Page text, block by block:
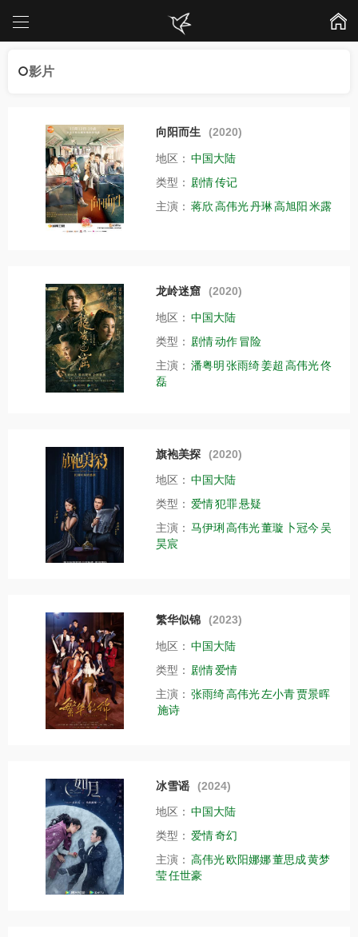
影片
向阳而生 (2020)
地区： 中国大陆
类型： 剧情传记
主演： 蒋欣高伟光丹琳高旭阳米露
龙岭迷窟 (2020)
地区： 中国大陆
类型： 剧情动作冒险
主演： 潘粤明 张雨绮姜超高伟光佟
磊
旗袍美探 (2020)
地区： 中国大陆
类型： 爱情犯罪悬疑
主演： 马伊琍 高伟光董璇 卜冠今吴
昊宸
繁华似锦 (2023)
地区： 中国大陆
类型： 剧情爱情
主演： 张雨绮高伟光左小青贾景晖
施诗
冰雪谣 (2024)
地区： 中国大陆
类型： 爱情奇幻
主演： 高伟光欧阳娜娜董思成黄梦
莹任世豪